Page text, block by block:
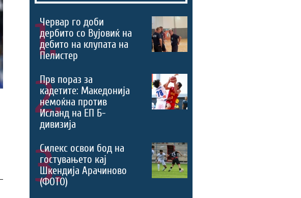
1.
Червар го доби
дербито со Вујовиќ на
дебито на клупата на
Пелистер
2.
Прв пораз за
кадетите: Македонија
немоќна против
Исланд на ЕП Б-
дивизија
3.
Силекс освои бод на
гостувањето кај
Шкендија Арачиново
(ФОТО)